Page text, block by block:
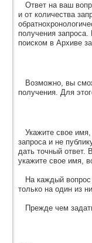
Ответ на ваш
и от количества
получения
поиском в Архиве
Возможно, вы
получения. Для
Укажите свое имя,
запроса и не
дать точный ответ.
укажите свое имя,
На каждый вопрос
только на один из
Прежде чем